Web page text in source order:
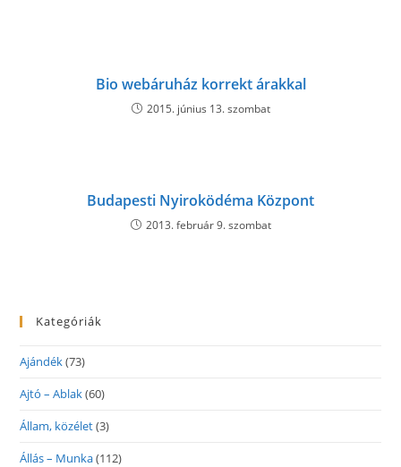
Bio webáruház korrekt árakkal
2015. június 13. szombat
Budapesti Nyiroködéma Központ
2013. február 9. szombat
Kategóriák
Ajándék(73)
Ajtó – Ablak(60)
Állam, közélet(3)
Állás – Munka(112)